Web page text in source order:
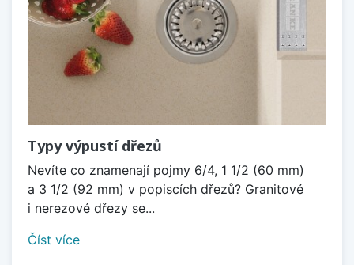
Typy výpustí dřezů
Nevíte co znamenají pojmy 6/4, 1 1/2 (60 mm)
a 3 1/2 (92 mm) v popiscích dřezů? Granitové
i nerezové dřezy se...
Číst více